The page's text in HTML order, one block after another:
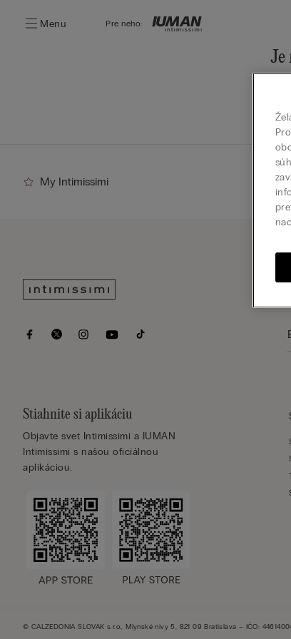
Menu Pre neho:
Je
My Intimissimi
Stiahnite si aplikáciu
Objavte svet Intimissimi a IUMAN
Intimissimi s našou oficiálnou
aplikáciou.
© CALZEDONIA SLOVAK s.r.o., Mlynské nivy 5, 821 09 Bratislava – IČO: